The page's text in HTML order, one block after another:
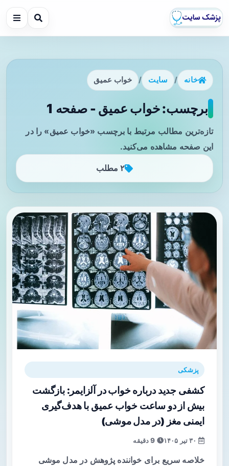
خانه / سایت / خواب عمیق
برچسب: خواب عمیق - صفحه 1
تازه‌ترین مطالب مرتبط با برچسب «خواب عمیق» را در
این صفحه مشاهده می‌کنید.
۲ مطلب
پزشکی
کشفی جدید درباره خواب در آلزایمر: بازگشت
بیش از دو ساعت خواب عمیق با هدف‌گیری
ایمنی مغز (در مدل موشی)
خلاصه سریع برای خواننده پژوهش در مدل موشی